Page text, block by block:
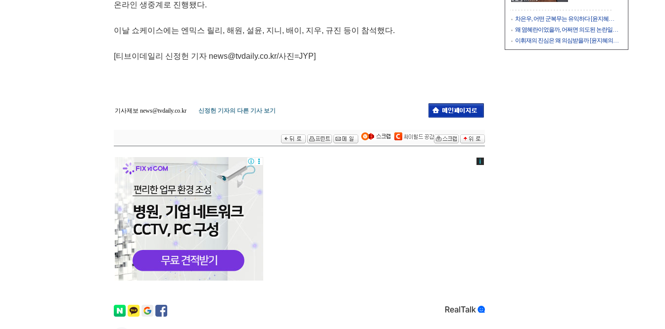
온라인 생중계로 진행됐다.
이날 쇼케이스에는 엔믹스 릴리, 해원, 설윤, 지니, 배이, 지우, 규진 등이 참석했다.
[티브이데일리 신정헌 기자 news@tvdaily.co.kr/사진=JYP]
기사제보 news@tvdaily.co.kr 신정헌 기자의 다른 기사 보기
차은우, 어떤 군복무는 유익하다 [윤지혜…
왜 염혜란이었을까, 어쩌면 의도된 논란일…
이휘재의 진심은 왜 의심받을까 [윤지혜의…